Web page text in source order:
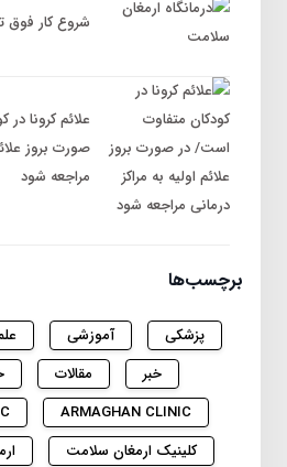
شروع کار
علائم کرونا
صورت بروز
مراجعه شود
برچسب‌ها
پزشکی آموزشی
خبر
مقالات
ARMAGHAN CLINIC
کلینیک ارمغان سلامت